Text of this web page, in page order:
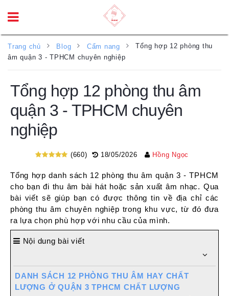
Trang chủ Blog Cẩm nang
Tổng hợp 12 phòng thu
âm quận 3 - TPHCM chuyên nghiệp
Tổng hợp 12 phòng thu âm
quận 3 - TPHCM chuyên
nghiệp
(660) 18/05/2026 Hồng Ngọc
Tổng hợp danh sách 12 phòng thu âm quận 3 - TPHCM
cho bạn đi thu âm bài hát hoặc sản xuất âm nhạc. Qua
bài viết sẽ giúp bạn có được thông tin về địa chỉ các
phòng thu âm chuyên nghiệp trong khu vực, từ đó đưa
ra lựa chọn phù hợp với nhu cầu của mình.
Nội dung bài viết
DANH SÁCH 12 PHÒNG THU ÂM HAY CHẤT
LƯỢNG Ở QUẬN 3 TPHCM CHẤT LƯỢNG